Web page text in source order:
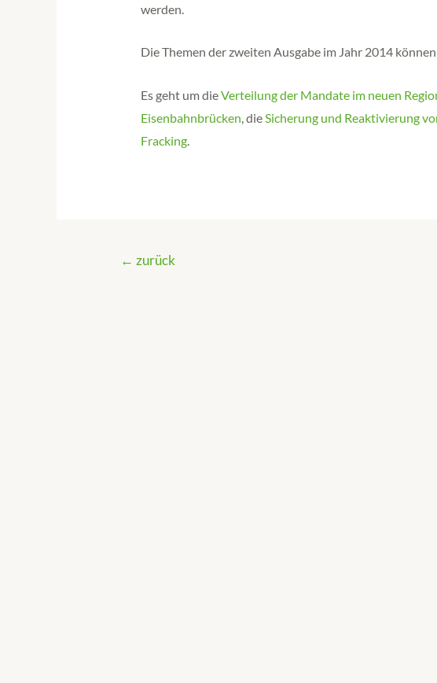
werden.
Die Themen der zweiten Ausgabe im Jahr 2014 können
Es geht um dieVerteilung der Mandate im neuen
Eisenbahnbrücken, dieSicherung und Reaktivierung
Fracking.
← zurück